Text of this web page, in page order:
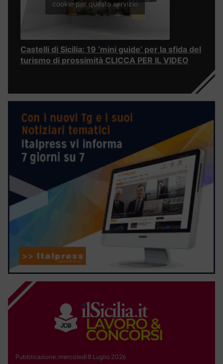
cookie per questo servizio
Castelli di Sicilia: 19 ‘mini guide’ per la sfida del
turismo di prossimità CLICCA PER IL VIDEO
Pubblicazione: mercoledì 8 Luglio 2026